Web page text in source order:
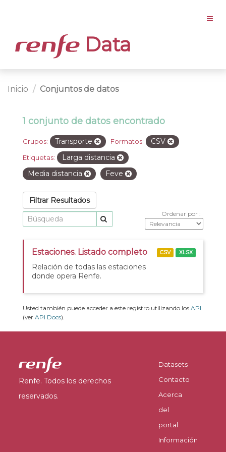
Data
Inicio Conjuntos de datos
1 conjunto de datos encontrado
Grupos: Transporte Formatos: CSV
Etiquetas:
Larga distancia
Media distancia
Feve
Filtrar Resultados
Ordenar por
Estaciones. Listado completo
Relación de todas las estaciones
donde opera Renfe.
CSV XLSX
Usted también puede acceder a este registro utilizando los API
(ver API Docs).
Renfe. Todos los derechos
reservados.
Datasets
Contacto
Acerca
del
portal
Información